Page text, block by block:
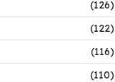
(126)
(122)
(116)
(110)